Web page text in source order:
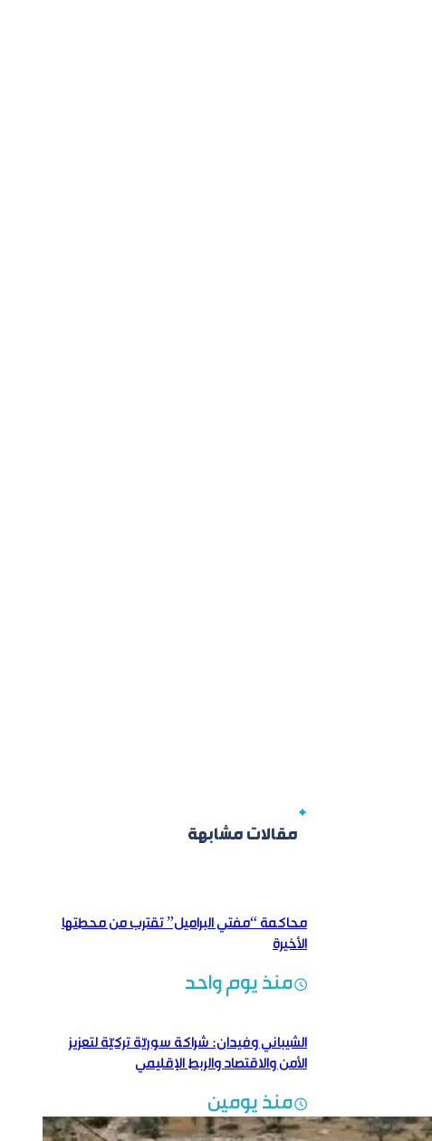
مقالات مشابهة
محاكمة “مفتي البراميل” تقترب من محطتها
الأخيرة
منذ يوم واحد
الشيباني وفيدان: شراكة سوريّة تركيّة لتعزيز
الأمن والاقتصاد والربط الإقليمي
منذ يومين